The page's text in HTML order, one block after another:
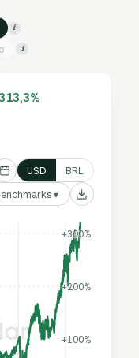
i
i
USD BRL
▾
+100%
+200%
+300%